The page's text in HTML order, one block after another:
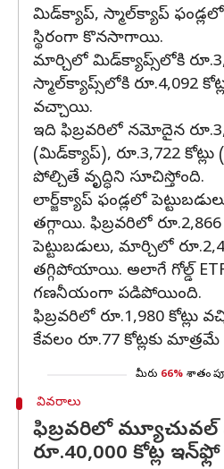
మిడ్‌క్యాప్, స్మాల్‌క్యాప్ ఫండ్లలో
స్థిరంగా కొనసాగాయి.
మార్చిలో మిడ్‌క్యాప్స్‌లోకి
స్మాల్‌క్యాప్స్‌లోకి రూ.4,092
వచ్చాయి.
ఇది ఫిబ్రవరిలో నమోదైన
(మిడ్‌క్యాప్), రూ.3,722
పోల్చితే వృద్ధిని సూచిస్తోంది.
లార్జ్‌క్యాప్ ఫండ్లలో
తగ్గాయి. ఫిబ్రవరిలో రూ.2,866
పెట్టుబడులు, మార్చిలో
తగ్గిపోయాయి. అలాగే గోల్డ్ ETF
గణనీయంగా పడిపోయింది.
ఫిబ్రవరిలో రూ.1,980
కేవలం రూ.77 కోట్లకు
మీరు 66% శాతం
వివరాలు
ఫిబ్రవరిలో మ్యూచువల్
రూ.40,000 కోట్ల